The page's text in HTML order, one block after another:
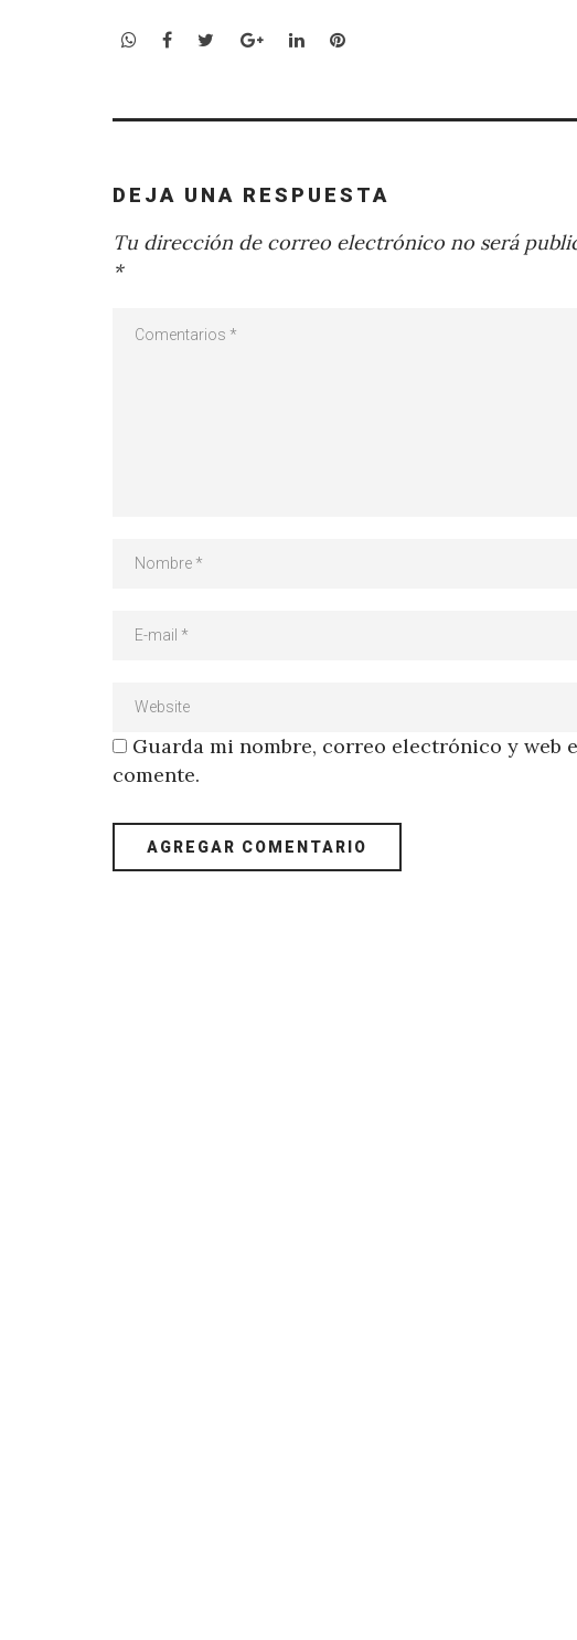
WhatsApp
Facebook
TwitterGoogle+LinkedInPinterest
DEJA UNA RESPUESTA
Tu dirección de correo electrónico no será
*
Guarda mi nombre, correo electrónico y web
comente.